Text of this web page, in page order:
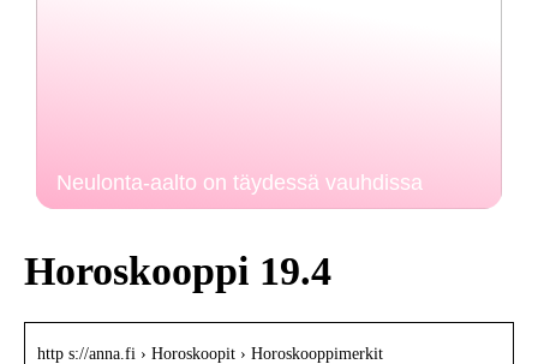
Neulonta-aalto on täydessä vauhdissa
Horoskooppi 19.4
http s://anna.fi › Horoskoopit › Horoskooppimerkit